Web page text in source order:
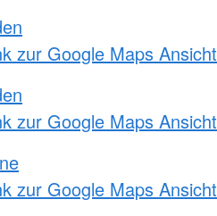
zur Google Maps Ansicht
zur Google Maps Ansicht
zur Google Maps Ansicht